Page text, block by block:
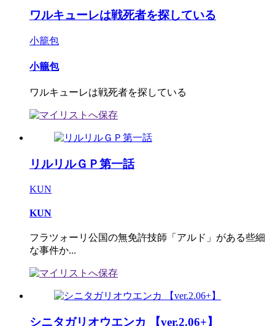
ワルキューレは戦死者を探している
小籠包
小籠包
ワルキューレは戦死者を探している
リルリルＧＰ第一話
KUN
KUN
フラツォーリ公国の無免許技師「アルド」がある些細
な事件か...
シニタガリオウエンカ 【ver.2.06+】